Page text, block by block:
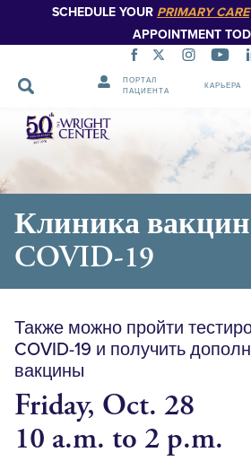
SCHEDULE YOUR PRIMARY CARE
APPOINTMENT
ПОРТАЛ
ПАЦИЕНТА
КАРЬЕРА
Пропустить
навигацию
Клиника
COVID-19
Также можно пройти
COVID-19 и получить
вакцины
Friday, Oct. 28
10 a.m. to 2 p.m.